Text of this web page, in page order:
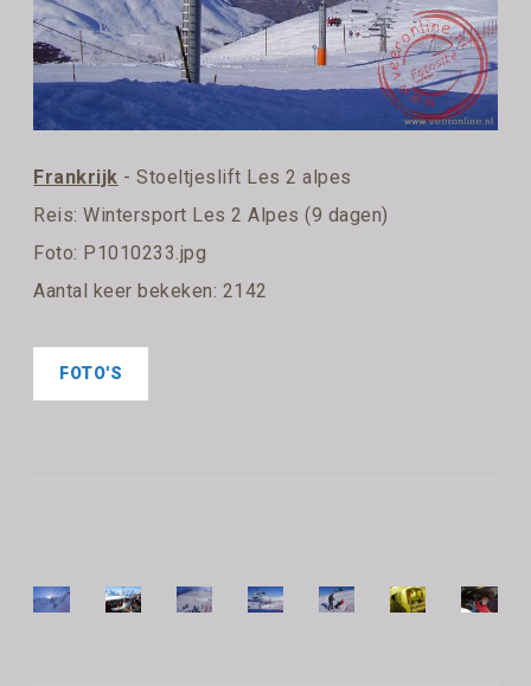
Frankrijk - Stoeltjeslift Les 2 alpes
Reis:Wintersport Les 2 Alpes (9 dagen)
Foto: P1010233.jpg
Aantal keer bekeken: 2142
FOTO'S